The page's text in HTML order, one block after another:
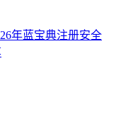
年蓝宝典注册安全